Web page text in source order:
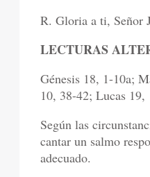
R. Gloria a ti, Señor
LECTURAS
Génesis 18, 1-10a;
10, 38-42; Lucas
Según las
cantar un salmo
adecuado.